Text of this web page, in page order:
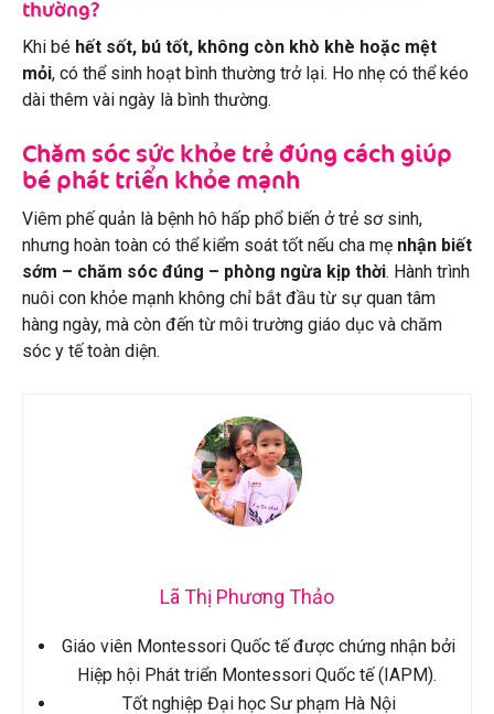
thường?
Khi bé hết sốt, bú tốt, không còn khò khè hoặc mệt
mỏi, có thể sinh hoạt bình thường trở lại. Ho nhẹ có thể kéo
dài thêm vài ngày là bình thường.
Chăm sóc sức khỏe trẻ đúng cách giúp
bé phát triển khỏe mạnh
Viêm phế quản là bệnh hô hấp phổ biến ở trẻ sơ sinh,
nhưng hoàn toàn có thể kiểm soát tốt nếu cha mẹ nhận biết
sớm – chăm sóc đúng – phòng ngừa kịp thời. Hành trình
nuôi con khỏe mạnh không chỉ bắt đầu từ sự quan tâm
hàng ngày, mà còn đến từ môi trường giáo dục và chăm
sóc y tế toàn diện.
Lã Thị Phương Thảo
Giáo viên Montessori Quốc tế được chứng nhận bởi
Hiệp hội Phát triển Montessori Quốc tế (IAPM).
Tốt nghiệp Đại học Sư phạm Hà Nội